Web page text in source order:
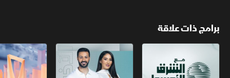
برامج ذات علاقة
مع الشرق الأوسط الخبر الآخر أخبار الشرق